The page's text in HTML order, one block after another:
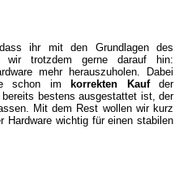
ihr mit den Grundlagen des
wir trotzdem gerne darauf hin:
mehr herauszuholen. Dabei
schon imkorrekten Kaufder
bestens ausgestattet ist, der
Mit dem Rest wollen wir kurz
Hardware wichtig für einen stabilen